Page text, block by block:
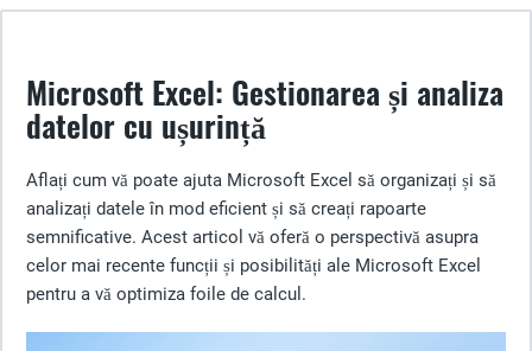
Microsoft Excel: Gestionarea și analiza
datelor cu ușurință
Aflați cum vă poate ajuta Microsoft Excel să organizați și să
analizați datele în mod eficient și să creați rapoarte
semnificative. Acest articol vă oferă o perspectivă asupra
celor mai recente funcții și posibilități ale Microsoft Excel
pentru a vă optimiza foile de calcul.